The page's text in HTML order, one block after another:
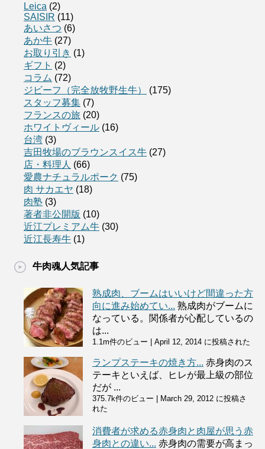
Leica (2)
SAISIR (11)
あいさつ (6)
あか牛 (27)
お取り引き (1)
ギフト (2)
コラム (72)
ジビーフ（完全放牧野生牛）
(175)
スタッフ募集 (7)
フランスの旅 (20)
ホワイトヴィール (16)
台湾 (3)
吉田牧場のブラウンスイス牛 (27)
店・料理人 (66)
愛農ナチュラルポーク (75)
肉 サカエヤ (18)
肉塾 (3)
著者非公開版 (10)
近江プレミアム牛 (30)
近江長寿牛 (1)
牛肉魂人気記事
熟成肉、ブームはいいけど間違った方
向に進み始めてい... 熟成肉がブームに
なっている。関係者が心配しているの
は...
1.1m件のビュー | April 12, 2014 に投稿された
ランプステーキの焼き方... 赤身肉のス
テーキといえば、ヒレが最上級の部位
だが ...
375.7k件のビュー | March 29, 2012 に投稿さ
れた
消費者が求める赤身肉と肉屋が思う赤
身肉との違い... 赤身肉の需要が高まっ